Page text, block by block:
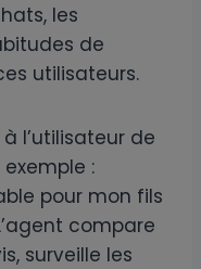
les
de
utilisateurs.
l’utilisateur de
:
pour mon fils
compare
surveille les